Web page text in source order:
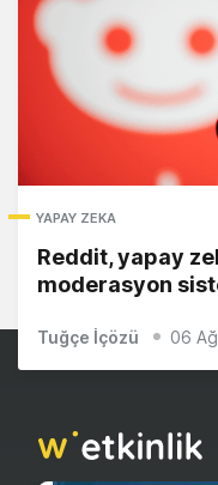
YAPAY ZEKA
Reddit, yapay
moderasyon
Tuğçe İçözü 06